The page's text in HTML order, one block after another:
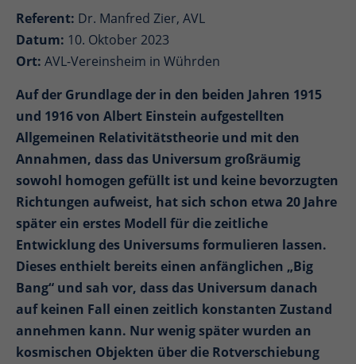
Referent: Dr. Manfred Zier, AVL
Datum: 10. Oktober 2023
Ort: AVL-Vereinsheim in Wührden
Auf der Grundlage der in den beiden Jahren 1915
und 1916 von Albert Einstein aufgestellten
Allgemeinen Relativitätstheorie und mit den
Annahmen, dass das Universum großräumig
sowohl homogen gefüllt ist und keine bevorzugten
Richtungen aufweist, hat sich schon etwa 20 Jahre
später ein erstes Modell für die zeitliche
Entwicklung des Universums formulieren lassen.
Dieses enthielt bereits einen anfänglichen „Big
Bang“ und sah vor, dass das Universum danach
auf keinen Fall einen zeitlich konstanten Zustand
annehmen kann. Nur wenig später wurden an
kosmischen Objekten über die Rotverschiebung